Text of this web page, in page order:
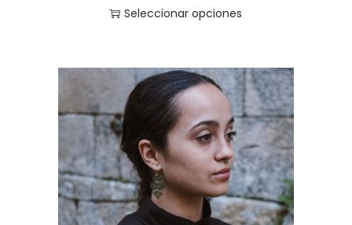
Seleccionar opciones